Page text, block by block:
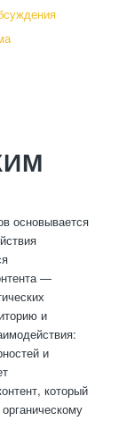
основывается
—
и
и
который